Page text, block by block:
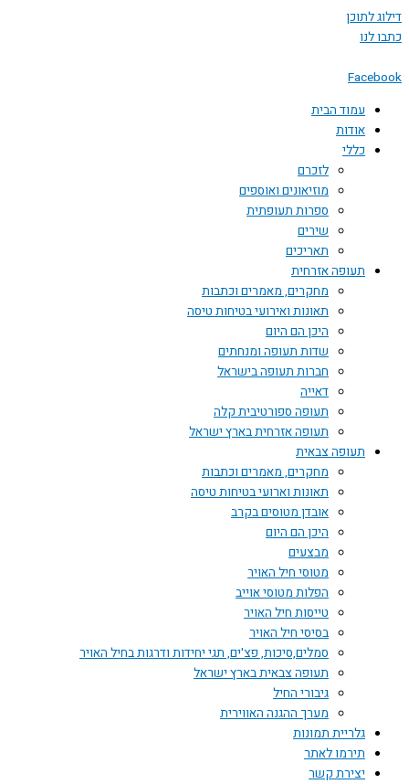
דילוג לתוכן
כתבו לנו
Facebook
עמוד הבית
אודות
כללי
לזכרם
מוזיאונים ואוספים
ספרות תעופתית
שירים
תאריכים
תעופה אזרחית
מחקרים, מאמרים וכתבות
תאונות ואירועי בטיחות טיסה
היכן הם היום
שדות תעופה ומנחתים
חברות תעופה בישראל
דאייה
תעופה ספורטיבית קלה
תעופה אזרחית בארץ ישראל
תעופה צבאית
מחקרים, מאמרים וכתבות
תאונות וארועי בטיחות טיסה
אובדן מטוסים בקרב
היכן הם היום
מבצעים
מטוסי חיל האויר
הפלות מטוסי אוייב
טייסות חיל האויר
בסיסי חיל האויר
סמלים,סיכות, פצ'ים, תגי יחידות ודרגות בחיל האויר
תעופה צבאית בארץ ישראל
גיבורי החיל
מערך ההגנה האווירית
גלריית תמונות
תירמו לאתר
יצירת קשר